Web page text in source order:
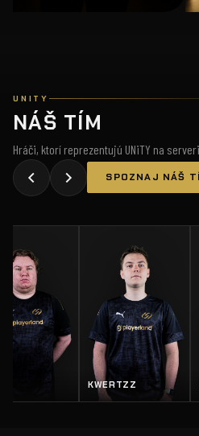
UNITY
NÁŠ TÍM
Hráči, ktorí reprezentujú UNiTY na
SPOZNAJ NÁŠ
SN0W